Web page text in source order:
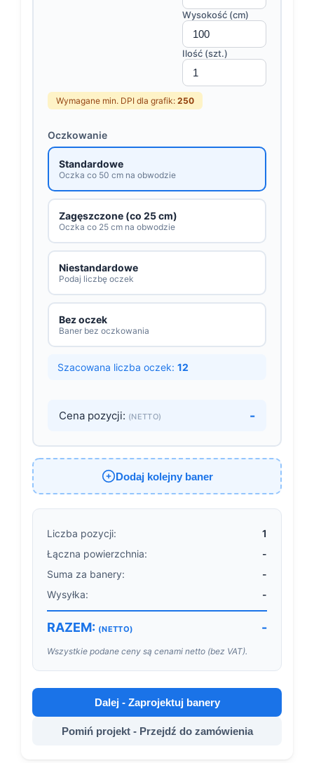
Wysokość (cm)
Ilość (szt.)
Wymagane min. DPI dla grafik: 250
Oczkowanie
Standardowe
Oczka co 50 cm na obwodzie
Zagęszczone (co 25 cm)
Oczka co 25 cm na obwodzie
Niestandardowe
Podaj liczbę oczek
Bez oczek
Baner bez oczkowania
Szacowana liczba oczek: 12
Cena pozycji: (NETTO) -
Dodaj kolejny baner
Liczba pozycji:
1
Łączna powierzchnia:
-
Suma za banery:
-
Wysyłka:
-
RAZEM: (NETTO) -
Wszystkie podane ceny są cenami netto (bez VAT).
Dalej - Zaprojektuj banery
Pomiń projekt - Przejdź do zamówienia